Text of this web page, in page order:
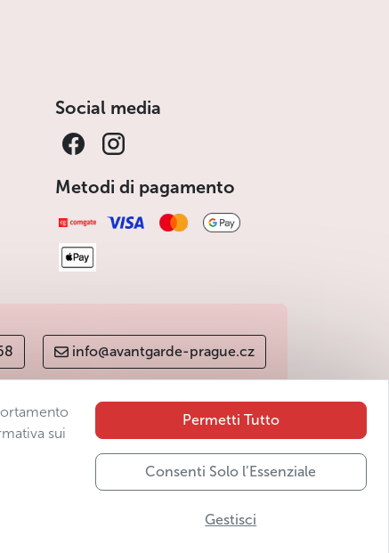
Social media
Metodi di pagamento
info@avantgarde-prague.cz
sui
Permetti Tutto
Consenti Solo l’Essenziale
Gestisci